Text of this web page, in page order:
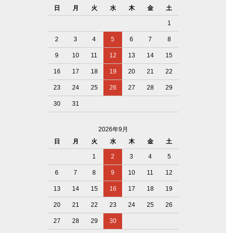
日
月 火 水 木 金 土
1
2 3 4 5 6 7 8
9 10 11 12 13 14 15
16 17 18 19 20 21 22
23 24 25 26 27 28 29
30 31
2026年9月
日
月 火 水 木 金 土
1 2 3 4 5
6 7 8 9 10 11 12
13 14 15 16 17 18 19
20 21 22 23 24 25 26
27 28 29 30